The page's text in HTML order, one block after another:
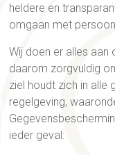
heldere en
omgaan met
Wij doen er alles
daarom zorgvuldig
ziel houdt zich in alle
regelgeving,
ieder geval: